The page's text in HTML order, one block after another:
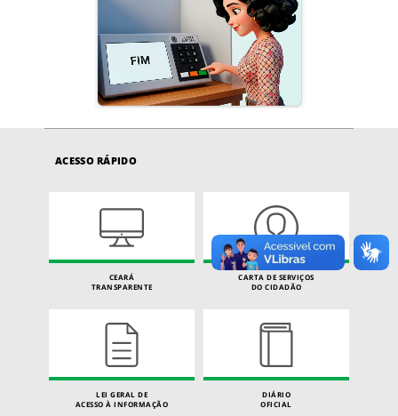
ACESSO RÁPIDO
CEARÁ
TRANSPARENTE
CARTA DE SERVIÇOS
DO CIDADÃO
LEI GERAL DE
ACESSO À INFORMAÇÃO
DIÁRIO
OFICIAL